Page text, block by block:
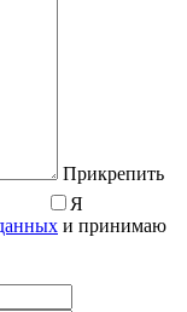
Прикрепить
Я
и принимаю